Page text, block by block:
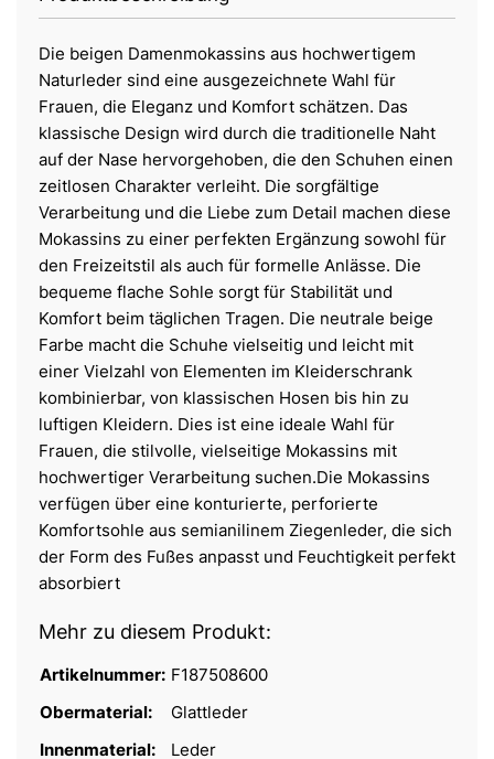
Die beigen Damenmokassins aus hochwertigem
Naturleder sind eine ausgezeichnete Wahl für
Frauen, die Eleganz und Komfort schätzen. Das
klassische Design wird durch die traditionelle Naht
auf der Nase hervorgehoben, die den Schuhen einen
zeitlosen Charakter verleiht. Die sorgfältige
Verarbeitung und die Liebe zum Detail machen diese
Mokassins zu einer perfekten Ergänzung sowohl für
den Freizeitstil als auch für formelle Anlässe. Die
bequeme flache Sohle sorgt für Stabilität und
Komfort beim täglichen Tragen. Die neutrale beige
Farbe macht die Schuhe vielseitig und leicht mit
einer Vielzahl von Elementen im Kleiderschrank
kombinierbar, von klassischen Hosen bis hin zu
luftigen Kleidern. Dies ist eine ideale Wahl für
Frauen, die stilvolle, vielseitige Mokassins mit
hochwertiger Verarbeitung suchen.Die Mokassins
verfügen über eine konturierte, perforierte
Komfortsohle aus semianilinem Ziegenleder, die sich
der Form des Fußes anpasst und Feuchtigkeit perfekt
absorbiert
Mehr zu diesem Produkt:
Artikelnummer: F187508600
Obermaterial:
Glattleder
Innenmaterial:
Leder